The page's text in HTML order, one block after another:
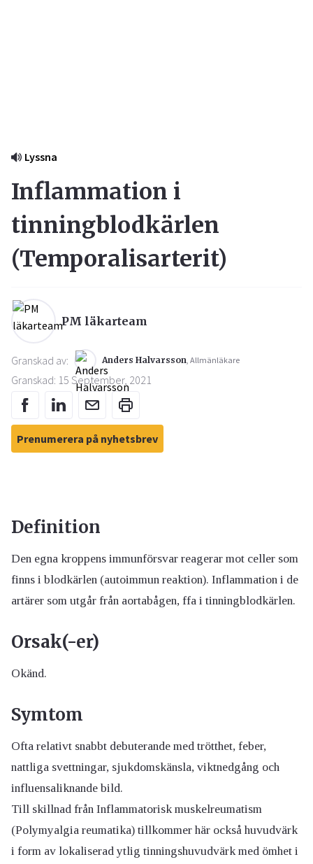
Lyssna
Inflammation i
tinningblodkärlen
(Temporalisarterit)
PM läkarteam
Granskad av: Anders Halvarsson, Allmänläkare
Granskad: 15 September, 2021
Prenumerera på nyhetsbrev
Definition
Den egna kroppens immunförsvar reagerar mot celler som
finns i blodkärlen (autoimmun reaktion). Inflammation i de
artärer som utgår från aortabågen, ffa i tinningblodkärlen.
Orsak(-er)
Okänd.
Symtom
Ofta relativt snabbt debuterande med trötthet, feber,
nattliga svettningar, sjukdomskänsla, viktnedgång och
influensaliknande bild.
Till skillnad från Inflammatorisk muskelreumatism
(Polymyalgia reumatika) tillkommer här också huvudvärk
i form av lokaliserad ytlig tinningshuvudvärk med ömhet i